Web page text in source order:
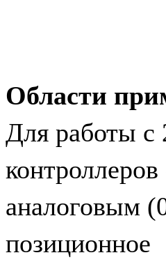
Области
Для работы
контроллеров
аналоговым
позиционное